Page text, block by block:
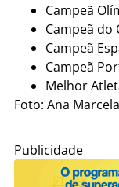
Campeã
Campeã do
Campeã
Campeã
Melhor
Foto: Ana
Publicidade